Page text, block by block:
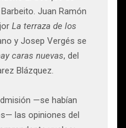
Juan Ramón
La terraza de los
y Josep Vergés se
caras nuevas, del
Blázquez.
—se habían
las opiniones del